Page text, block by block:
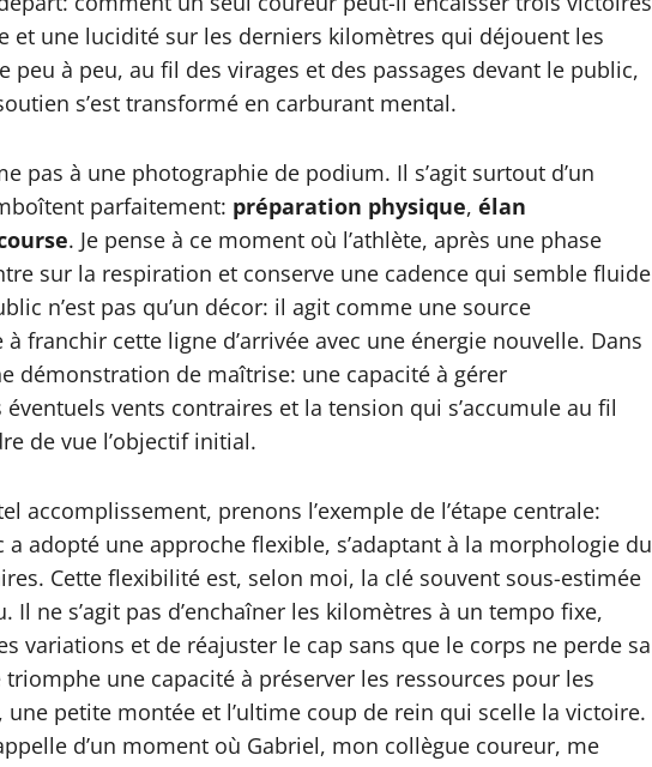
et une lucidité sur les derniers kilomètres qui déjouent les
peu à peu, au fil des virages et des passages devant le public,
s’est transformé en carburant mental.
pas à une photographie de podium. Il s’agit surtout d’un
parfaitement: préparation physique, élan
. Je pense à ce moment où l’athlète, après une phase
sur la respiration et conserve une cadence qui semble fluide
n’est pas qu’un décor: il agit comme une source
franchir cette ligne d’arrivée avec une énergie nouvelle. Dans
démonstration de maîtrise: une capacité à gérer
vents contraires et la tension qui s’accumule au fil
de vue l’objectif initial.
accomplissement, prenons l’exemple de l’étape centrale:
adopté une approche flexible, s’adaptant à la morphologie du
Cette flexibilité est, selon moi, la clé souvent sous-estimée
Il ne s’agit pas d’enchaîner les kilomètres à un tempo fixe,
variations et de réajuster le cap sans que le corps ne perde sa
une capacité à préserver les ressources pour les
petite montée et l’ultime coup de rein qui scelle la victoire.
d’un moment où Gabriel, mon collègue coureur, me